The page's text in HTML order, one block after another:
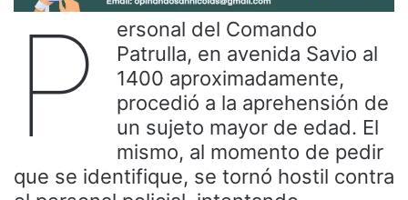
P
ersonal del Comando
Patrulla, en avenida Savio al
1400 aproximadamente,
procedió a la aprehensión de
un sujeto mayor de edad. El
mismo, al momento de pedir
que se identifique, se tornó hostil contra